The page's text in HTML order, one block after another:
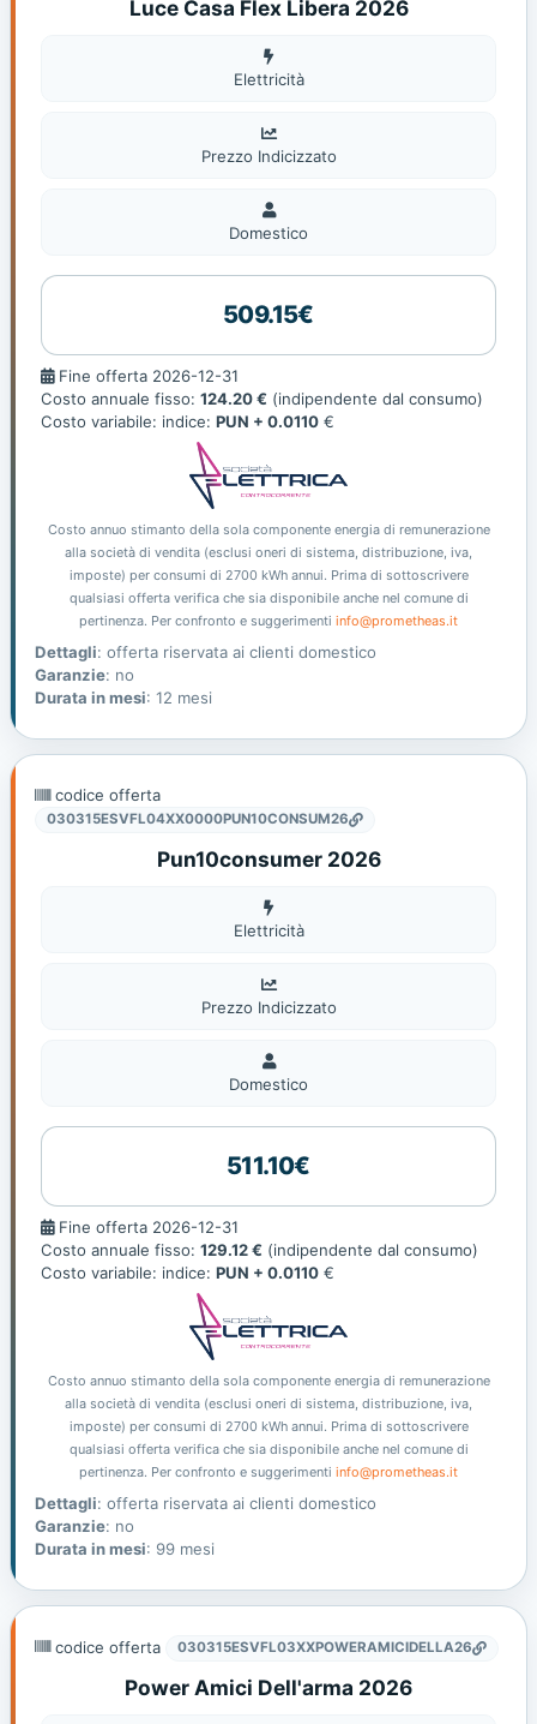
Luce Casa Flex Libera 2026
Elettricità
Elettricità
Prezzo Indicizzato
Domestico
Domestico
509.15€
Fine
offerta
Fine offerta 2026-12-31
Costo annuale fisso: 124.20 € (indipendente dal consumo)
Costo variabile: indice: PUN + 0.0110 €
Costo annuo stimanto della sola componente energia di remunerazione
alla società di vendita (esclusi oneri di sistema, distribuzione, iva,
imposte) per consumi di 2700 kWh annui. Prima di sottoscrivere
qualsiasi offerta verifica che sia disponibile anche nel comune di
pertinenza. Per confronto e suggerimenti info@prometheas.it
Dettagli: offerta riservata ai clienti domestico
Garanzie: no
Durata in mesi: 12 mesi
codice offerta
030315ESVFL04XX0000PUN10CONSUM26
Pun10consumer 2026
Elettricità
Elettricità
Prezzo Indicizzato
Domestico
Domestico
511.10€
Fine
offerta
Fine offerta 2026-12-31
Costo annuale fisso: 129.12 € (indipendente dal consumo)
Costo variabile: indice: PUN + 0.0110 €
Costo annuo stimanto della sola componente energia di remunerazione
alla società di vendita (esclusi oneri di sistema, distribuzione, iva,
imposte) per consumi di 2700 kWh annui. Prima di sottoscrivere
qualsiasi offerta verifica che sia disponibile anche nel comune di
pertinenza. Per confronto e suggerimenti info@prometheas.it
Dettagli: offerta riservata ai clienti domestico
Garanzie: no
Durata in mesi: 99 mesi
codice offerta 030315ESVFL03XXPOWERAMICIDELLA26
Power Amici Dell'arma 2026